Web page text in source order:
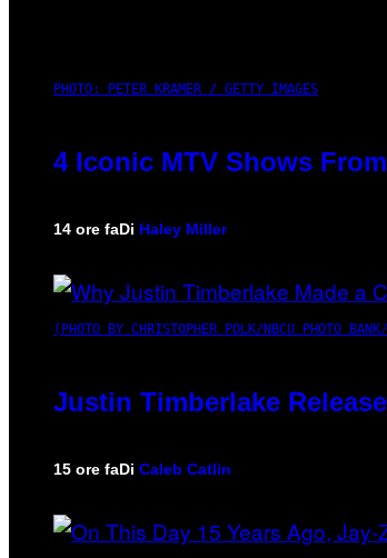
PHOTO: PETER KRAMER / GETTY IMAGES
4 Iconic MTV Shows
14 ore faDi Haley Miller
(PHOTO BY CHRISTOPHER POLK/NBCU PHOTO
Justin Timberlake
15 ore faDi Caleb Catlin